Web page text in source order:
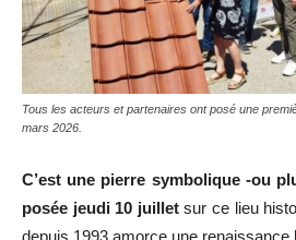
Tous les acteurs et partenaires ont posé une
mars 2026.
C’est une pierre symbolique -ou
posée jeudi 10 juilletsur ce lieu
depuis 1993 amorce une renaissance